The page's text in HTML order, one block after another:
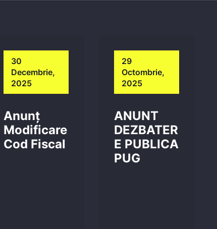
30
Decembrie,
2025
Anunț
Modificare
Cod Fiscal
29
Octombrie,
2025
ANUNT
DEZBATER
E PUBLICA
PUG